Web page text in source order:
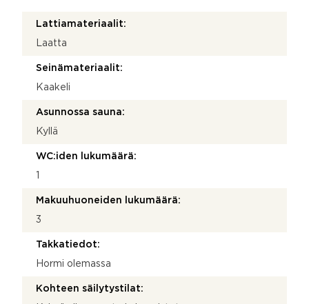
Lattiamateriaalit:
Laatta
Seinämateriaalit:
Kaakeli
Asunnossa sauna:
Kyllä
WC:iden lukumäärä:
Makuuhuoneiden lukumäärä:
3
Takkatiedot:
Hormi olemassa
Kohteen säilytystilat: